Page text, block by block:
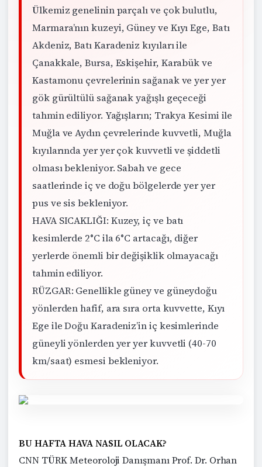
Ülkemiz genelinin parçalı ve çok bulutlu,
Marmara’nın kuzeyi, Güney ve Kıyı Ege, Batı
Akdeniz, Batı Karadeniz kıyıları ile
Çanakkale, Bursa, Eskişehir, Karabük ve
Kastamonu çevrelerinin sağanak ve yer yer
gök gürültülü sağanak yağışlı geçeceği
tahmin ediliyor. Yağışların; Trakya Kesimi ile
Muğla ve Aydın çevrelerinde kuvvetli, Muğla
kıyılarında yer yer çok kuvvetli ve şiddetli
olması bekleniyor. Sabah ve gece
saatlerinde iç ve doğu bölgelerde yer yer
pus ve sis bekleniyor.
HAVA SICAKLIĞI: Kuzey, iç ve batı
kesimlerde 2°C ila 6°C artacağı, diğer
yerlerde önemli bir değişiklik olmayacağı
tahmin ediliyor.
RÜZGAR: Genellikle güney ve güneydoğu
yönlerden hafif, ara sıra orta kuvvette, Kıyı
Ege ile Doğu Karadeniz’in iç kesimlerinde
güneyli yönlerden yer yer kuvvetli (40-70
km/saat) esmesi bekleniyor.
BU HAFTA HAVA NASIL OLACAK?
CNN TÜRK Meteoroloji Danışmanı Prof. Dr. Orhan